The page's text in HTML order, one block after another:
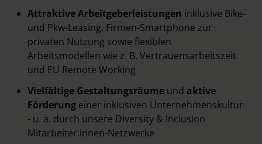
Attraktive Arbeitgeberleistungen inklusive Bike-
und Pkw-Leasing, Firmen-Smartphone zur
privaten Nutzung sowie flexiblen
Arbeitsmodellen wie z. B. Vertrauensarbeitszeit
und EU Remote Working
Vielfältige Gestaltungsräume und aktive
Förderung einer inklusiven Unternehmenskultur
- u. a. durch unsere Diversity & Inclusion
Mitarbeiter:innen-Netzwerke